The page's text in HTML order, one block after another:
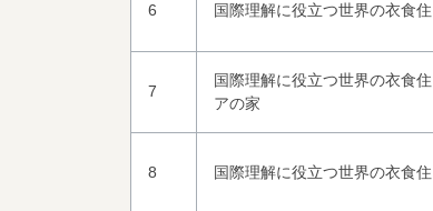
6 国際理解に役立つ世界の衣食
7
国際理解に役立つ世界の衣食
アの家
8 国際理解に役立つ世界の衣食